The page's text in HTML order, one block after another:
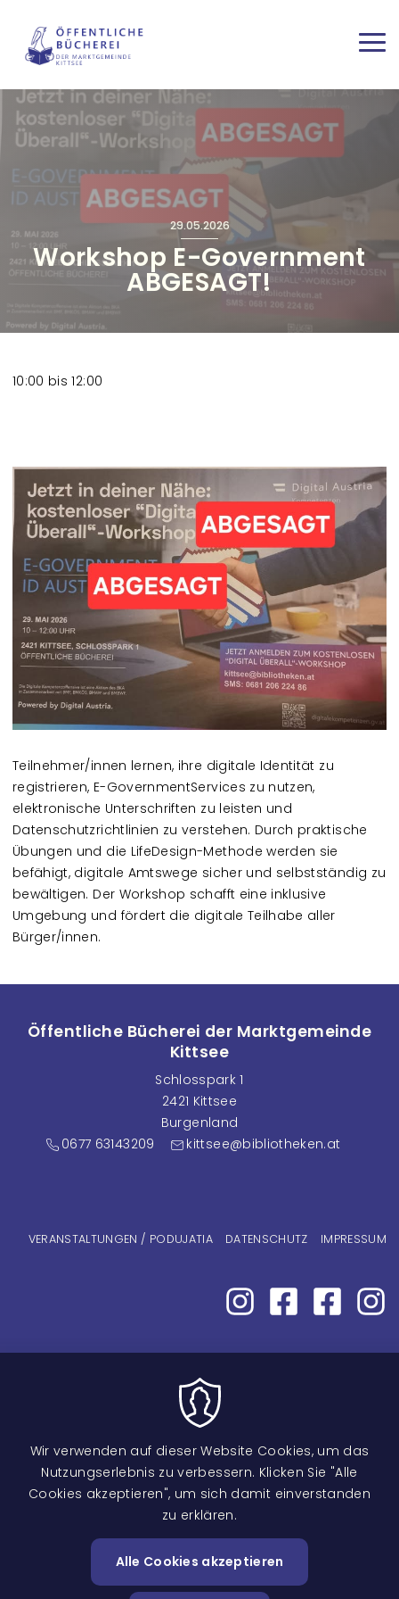
29.05.2026
Workshop E-Government
ABGESAGT!
10:00 bis 12:00
Teilnehmer/innen lernen, ihre digitale Identität zu
registrieren, E-GovernmentServices zu nutzen,
elektronische Unterschriften zu leisten und
Datenschutzrichtlinien zu verstehen. Durch praktische
Übungen und die LifeDesign-Methode werden sie
befähigt, digitale Amtswege sicher und selbstständig zu
bewältigen. Der Workshop schafft eine inklusive
Umgebung und fördert die digitale Teilhabe aller
Bürger/innen.
Öffentliche Bücherei der Marktgemeinde
Kittsee
Schlosspark 1
2421 Kittsee
Burgenland
0677 63143209
kittsee@bibliotheken.at
Fußzeilenmenü
VERANSTALTUNGEN / PODUJATIA DATENSCHUTZ IMPRESSUM
Image
Wir verwenden auf dieser Website Cookies, um das
Nutzungserlebnis zu verbessern. Klicken Sie "Alle
Cookies akzeptieren", um sich damit einverstanden
zu erklären.
Alle Cookies akzeptieren